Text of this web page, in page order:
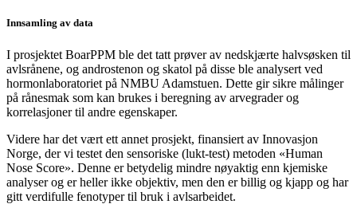
Innsamling av data
I prosjektet BoarPPM ble det tatt prøver av nedskjærte halvsøsken til
avlsrånene, og androstenon og skatol på disse ble analysert ved
hormonlaboratoriet på NMBU Adamstuen. Dette gir sikre målinger
på rånesmak som kan brukes i beregning av arvegrader og
korrelasjoner til andre egenskaper.
Videre har det vært ett annet prosjekt, finansiert av Innovasjon
Norge, der vi testet den sensoriske (lukt-test) metoden «Human
Nose Score». Denne er betydelig mindre nøyaktig enn kjemiske
analyser og er heller ikke objektiv, men den er billig og kjapp og har
gitt verdifulle fenotyper til bruk i avlsarbeidet.